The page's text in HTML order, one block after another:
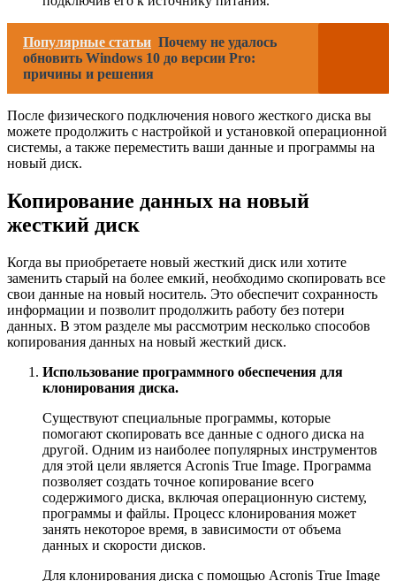
Популярные статьи Почему не удалось
обновить Windows 10 до версии Pro:
причины и решения
После физического подключения нового жесткого диска вы
можете продолжить с настройкой и установкой операционной
системы, а также переместить ваши данные и программы на
новый диск.
Копирование данных на новый
жесткий диск
Когда вы приобретаете новый жесткий диск или хотите
заменить старый на более емкий, необходимо скопировать все
свои данные на новый носитель. Это обеспечит сохранность
информации и позволит продолжить работу без потери
данных. В этом разделе мы рассмотрим несколько способов
копирования данных на новый жесткий диск.
Использование программного обеспечения для
клонирования диска.
Существуют специальные программы, которые
помогают скопировать все данные с одного диска на
другой. Одним из наиболее популярных инструментов
для этой цели является Acronis True Image. Программа
позволяет создать точное копирование всего
содержимого диска, включая операционную систему,
программы и файлы. Процесс клонирования может
занять некоторое время, в зависимости от объема
данных и скорости дисков.
Для клонирования диска с помощью Acronis True Image